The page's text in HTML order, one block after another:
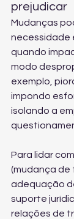
prejudicar
Mudanças
necessidade
quando
modo
exemplo,
impondo
isolando a
Para lidar
(mudança de
adequação
suporte
relações de